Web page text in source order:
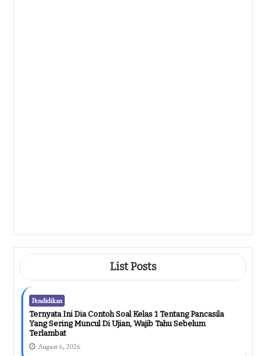
Yang Berantakan Ternyata Semudah
Ini, Wajib Tahu Sebelum Terlambat
August 5, 2026
List Posts
Pendidikan
Ternyata Ini Dia Contoh Soal Kelas 1 Tentang Pancasila
Yang Sering Muncul Di Ujian, Wajib Tahu Sebelum
Terlambat
August 6, 2026